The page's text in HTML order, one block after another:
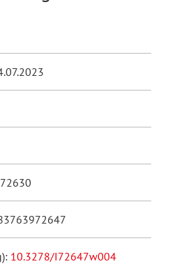
10.3278/I72647w004